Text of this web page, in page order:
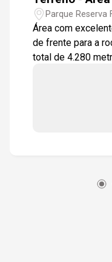
Parque
Área com
de frente para a
total de 4.280